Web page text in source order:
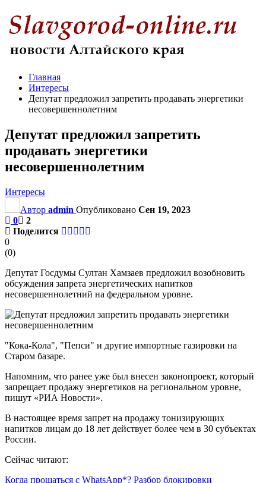
Главная
Интересы
Депутат предложил запретить продавать энергетики
несовершеннолетним
Депутат предложил запретить
продавать энергетики
несовершеннолетним
Интересы
Автор admin Опубликовано Сен 19, 2023
0
2
Поделится
0
(0)
Депутат Госдумы Султан Хамзаев предложил возобновить
обсуждения запрета энергетических напитков
несовершеннолетний на федеральном уровне.
"Кока-Кола", "Пепси" и другие импортные газировки на
Старом базаре.
Напомним, что ранее уже был внесен законопроект, который
запрещает продажу энергетиков на региональном уровне,
пишут «РИА Новости».
В настоящее время запрет на продажу тонизирующих
напитков лицам до 18 лет действует более чем в 30 субъектах
России.
Сейчас читают:
Когда прощаться с WhatsApp*? Разбор блокировки